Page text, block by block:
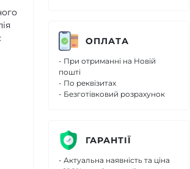
ОПЛАТА
- При отриманні на Новій
пошті
- По реквізитах
- Безготівковий розрахунок
ГАРАНТІЇ
- Актуальна наявність та ціна